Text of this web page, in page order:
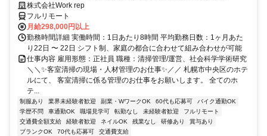
株式会社Work rep
フルリモート
月給298,000円以上
勤務時間詳細 実働時間：1日あたり8時間 平均勤務日数：1ヶ月あた
り22日 〜 22日 シフト制、家庭の都合に合わせて組み合わせが可能
仕事内容 雇用形態：正社員 職種：清掃管理/運営、社会科学学術研究
＼＼✨客室清掃の現場・人材管理のお仕事✨／／ 札幌市中央区のホテ
ルにて、 客室清掃に係る管理のお仕事をお願いします。 全てのホ
テ...
制服あり 業界未経験者歓迎 副業・WワークOK 60代も応募可
バイク通勤OK
学歴不問
車通勤OK 職場見学可 転勤なし 未経験者歓迎
フルリモート
交通費全額支給
経験者歓迎 ネイルOK 残業なし 研修あり
賞与あり
ブランクOK
70代も応募可 交通費支給